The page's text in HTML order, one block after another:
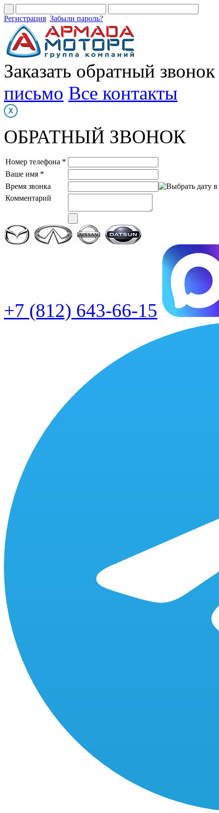
Регистрация Забыли пароль?
Заказать обратный звонок
письмо Все контакты
ОБРАТНЫЙ ЗВОНОК
Номер телефона *
Ваше имя *
Время звонка
Комментарий
+7 (812) 643-66-15